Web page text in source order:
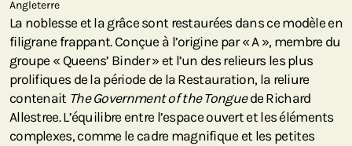
Angleterre
La noblesse et la grâce sont restaurées dans ce modèle en
filigrane frappant. Conçue à l’origine par « A », membre du
groupe « Queens’ Binder » et l’un des relieurs les plus
prolifiques de la période de la Restauration, la reliure
contenait The Government of the Tonguede Richard
Allestree. L’équilibre entre l’espace ouvert et les éléments
complexes, comme le cadre magnifique et les petites